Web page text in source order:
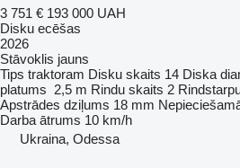
3 751 € 193 000 UAH
Disku ecēšas
2026
Stāvoklis jauns
Tips traktoram Disku skaits 14 Diska
platums 2,5 m Rindu skaits 2
Apstrādes dziļums 18 mm
Darba ātrums 10 km/h
Ukraina, Odessa